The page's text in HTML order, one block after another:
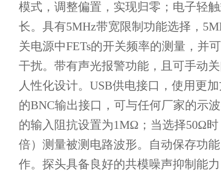
模式，调整偏置，实现归零；电子轻
长。具有5MHz带宽限制功能选择，
关电源中FETs的开关频率的测量，并
干扰。带有声光报警功能，且可手动
人性化设计。USB供电接口，使用更
的BNC输出接口，可与任何厂家的示
的输入阻抗设置为1MΩ；当选择50Ω
倍）测量被测电路波形。自动保存功
作。探头具备良好的共模噪声抑制能